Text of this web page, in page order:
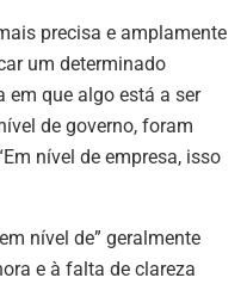
precisa e amplamente
um determinado
em que algo está a ser
de governo, foram
nível de empresa, isso
nível de” geralmente
e à falta de clareza